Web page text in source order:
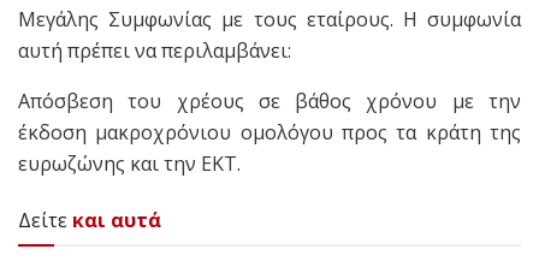
Μεγάλης Συμφωνίας με τους εταίρους. Η συμφωνία
αυτή πρέπει να περιλαμβάνει:
Απόσβεση του χρέους σε βάθος χρόνου με την
έκδοση μακροχρόνιου ομολόγου προς τα κράτη της
ευρωζώνης και την ΕΚΤ.
Δείτε και αυτά